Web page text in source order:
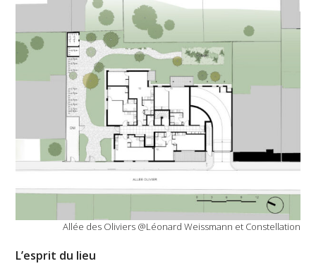
Allée des Oliviers @Léonard Weissmann et Constellation
L’esprit du lieu